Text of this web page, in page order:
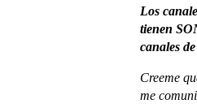
Los
tienen
canales
Creeme
me